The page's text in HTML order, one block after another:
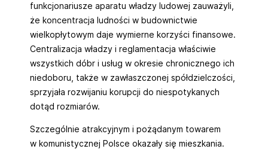
funkcjonariusze aparatu władzy ludowej zauważyli,
że koncentracja ludności w budownictwie
wielkopłytowym daje wymierne korzyści finansowe.
Centralizacja władzy i reglamentacja właściwie
wszystkich dóbr i usług w okresie chronicznego ich
niedoboru, także w zawłaszczonej spółdzielczości,
sprzyjała rozwijaniu korupcji do niespotykanych
dotąd rozmiarów.
Szczególnie atrakcyjnym i pożądanym towarem
w komunistycznej Polsce okazały się mieszkania.